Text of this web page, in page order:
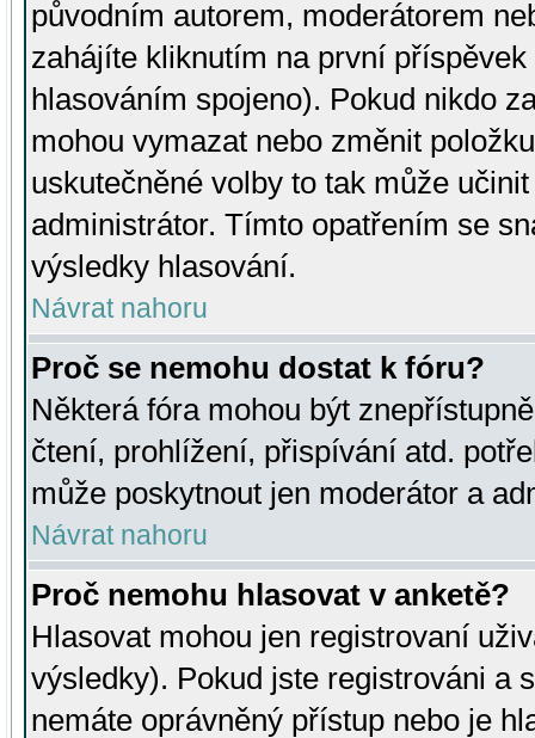
původním autorem, moderátorem
zahájíte kliknutím na první
hlasováním spojeno). Pokud nikdo
mohou vymazat nebo změnit
uskutečněné volby to tak může
administrátor. Tímto opatřením se
výsledky hlasování.
Návrat nahoru
Proč se nemohu dostat k fóru?
Některá fóra mohou být
čtení, prohlížení, přispívání atd.
může poskytnout jen moderátor a
Návrat nahoru
Proč nemohu hlasovat v anketě?
Hlasovat mohou jen registrovaní
výsledky). Pokud jste registrováni a
nemáte oprávněný přístup nebo je